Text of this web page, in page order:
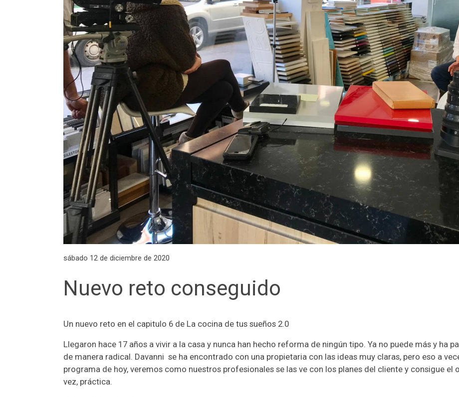
sábado 12 de diciembre de 2020
Nuevo reto conseguido
Un nuevo reto en el capitulo 6 de La cocina de tus sueños 2.0
Llegaron hace 17 años a vivir a la casa y nunca han hecho reforma de ningún tipo. Ya no puede más y ha
de manera radical. Davanni se ha encontrado con una propietaria con las ideas muy claras, pero eso a
programa de hoy, veremos como nuestros profesionales se las ve con los planes del cliente y consigue el
vez, práctica.